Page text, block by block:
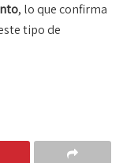
, lo que confirma
tipo de